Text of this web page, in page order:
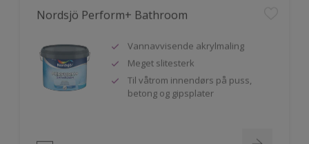
Meget slitesterk
Til våtrom innendørs på puss,
betong og gipsplater